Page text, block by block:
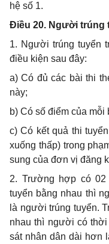
hệ số 1.
Điều 20. Người trúng
1. Người trúng tuyển
điều kiện sau đây:
a) Có đủ các bài thi
này;
b) Có số điểm của
c) Có kết quả thi
xuống thấp) trong
sung của đơn vị đăng
2. Trường hợp có
tuyển bằng nhau thì
là người trúng tuyển.
nhau thì người có
sát nhân dân dài hơn